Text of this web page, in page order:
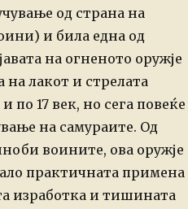
од страна на
и билаедна од
на огненото оружје
на лакот и стрелата
по 17 век, но сегаповеќе
на самураите. Од
воините, ова оружје
практичната примена
изработка и тишината